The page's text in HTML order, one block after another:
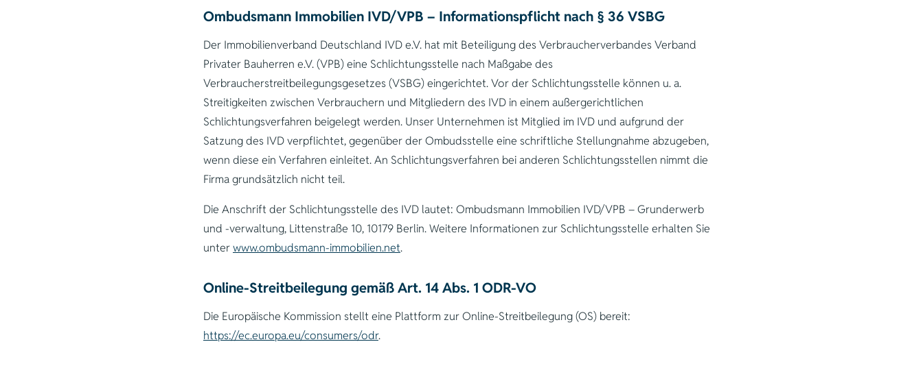
Ombudsmann Immobilien IVD/VPB – Informationspflicht nach § 36 VSBG
Der Immobilienverband Deutschland IVD e.V. hat mit Beteiligung des Verbraucherverbandes Verband
Privater Bauherren e.V. (VPB) eine Schlichtungsstelle nach Maßgabe des
Verbraucherstreitbeilegungsgesetzes (VSBG) eingerichtet. Vor der Schlichtungsstelle können u. a.
Streitigkeiten zwischen Verbrauchern und Mitgliedern des IVD in einem außergerichtlichen
Schlichtungsverfahren beigelegt werden. Unser Unternehmen ist Mitglied im IVD und aufgrund der
Satzung des IVD verpflichtet, gegenüber der Ombudsstelle eine schriftliche Stellungnahme abzugeben,
wenn diese ein Verfahren einleitet. An Schlichtungsverfahren bei anderen Schlichtungsstellen nimmt die
Firma grundsätzlich nicht teil.
Die Anschrift der Schlichtungsstelle des IVD lautet: Ombudsmann Immobilien IVD/VPB – Grunderwerb
und -verwaltung, Littenstraße 10, 10179 Berlin. Weitere Informationen zur Schlichtungsstelle erhalten Sie
unterwww.ombudsmann-immobilien.net.
Online-Streitbeilegung gemäß Art. 14 Abs. 1 ODR-VO
Die Europäische Kommission stellt eine Plattform zur Online-Streitbeilegung (OS) bereit:
https://ec.europa.eu/consumers/odr.